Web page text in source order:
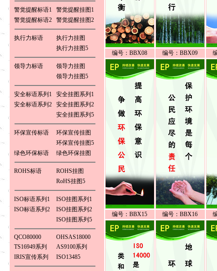
警觉提醒标语1
警觉提醒挂图1
警觉提醒标语2
警觉提醒挂图2
执行力标语
执行力挂图
执行力挂图5
领导力标语
领导力挂图
领导力挂图5
安全标语系列1
安全挂图系列1
安全标语系列2
安全挂图系列2
安全挂图系列5
环保宣传标语
环保宣传挂图
环保宣传挂图5
绿色环保标语
绿色环保挂图
ROHS标语
ROHS挂图
RoHS挂图5
ISO标语系列1
ISO挂图系列1
ISO标语系列2
ISO挂图系列2
ISO挂图系列5
QCO80000
OHSAS18000
TS16949系列
AS9100系列
IRIS宣传系列
ISO13485
编号：BBX08 编号：BBX09
编号：BBX15 编号：BBX16